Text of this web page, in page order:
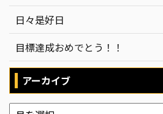
日々是好日
目標達成おめでとう！！
アーカイブ